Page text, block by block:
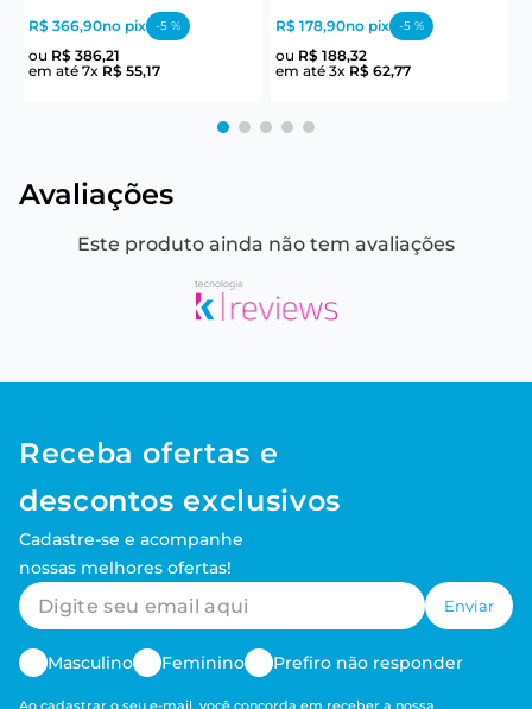
R$ 366,90no pix -5 %
ou R$ 386,21
em até 7x R$ 55,17
R$ 178,90no pix -5 %
ou R$ 188,32
em até 3x R$ 62,77
Avaliações
Este produto ainda não tem avaliações
Receba ofertas e
descontos exclusivos
Cadastre-se e acompanhe
nossas melhores ofertas!
Enviar
Masculino Feminino Prefiro não responder
Ao cadastrar o seu e-mail, você concorda em receber a nossa